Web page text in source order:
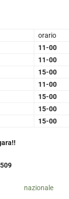
orario
11-00
11-00
15-00
11-00
15-00
15-00
15-00